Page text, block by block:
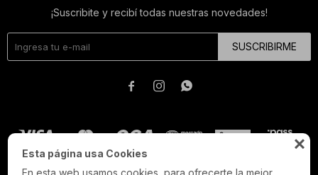

Esta página usa Cookies
En esta web usamos cookies, para ofrecerte la mejor
¡Suscribite y recibí todas nuestras novedades!
SUSCRIBIRME
  